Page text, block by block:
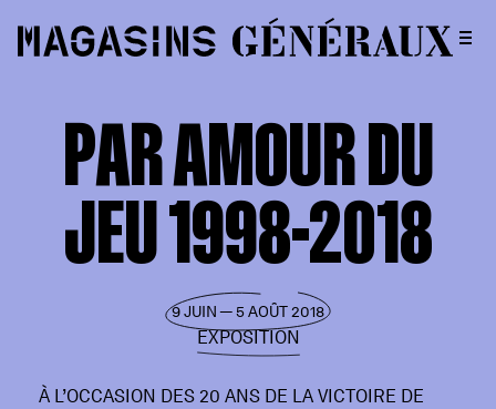
PAR AMOUR DU
JEU 1998-2018
9 JUIN — 5 AOÛT 2018
EXPOSITION
À L’OCCASION DES 20 ANS DE LA VICTOIRE DE